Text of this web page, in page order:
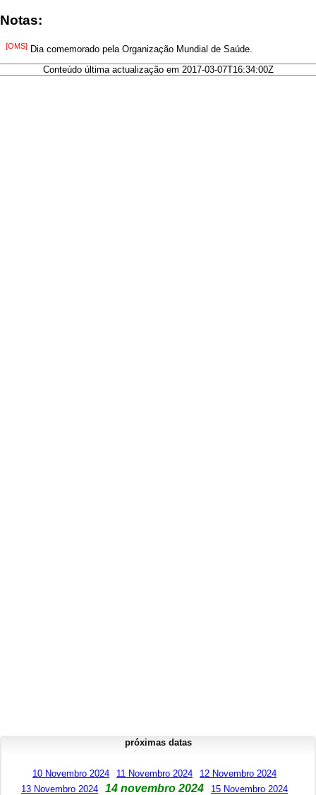
Notas:
[OMS] Dia comemorado pela Organização Mundial de Saúde.
Conteúdo última actualização em 2017-03-07T16:34:00Z
próximas datas
10 Novembro 2024 11 Novembro 2024
12 Novembro 2024
13 Novembro 2024
14 novembro 2024
15 Novembro 2024